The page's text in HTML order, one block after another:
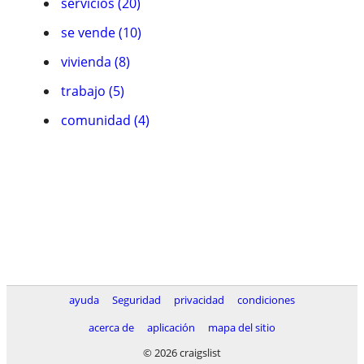
se vende (10)
vivienda (8)
trabajo (5)
comunidad (4)
ayuda Seguridad privacidad
condiciones
acerca de
aplicación
mapa del sitio
© 2026 craigslist